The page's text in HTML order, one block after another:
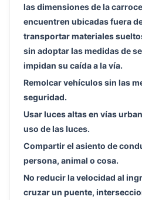
las dimensiones de la
encuentren ubicadas fuera
transportar materiales
sin adoptar las medidas de
impidan su caída a la vía.
Remolcar vehículos sin las
seguridad.
Usar luces altas en vías
uso de las luces.
Compartir el asiento de
persona, animal o cosa.
No reducir la velocidad al
cruzar un puente,